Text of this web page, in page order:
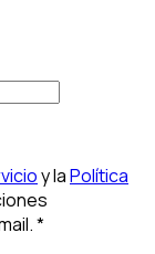
y laPolítica
*